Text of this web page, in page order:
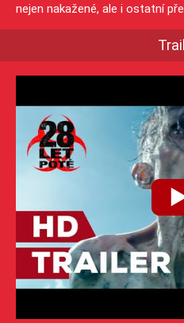
nejen nakažené, ale i ostatní